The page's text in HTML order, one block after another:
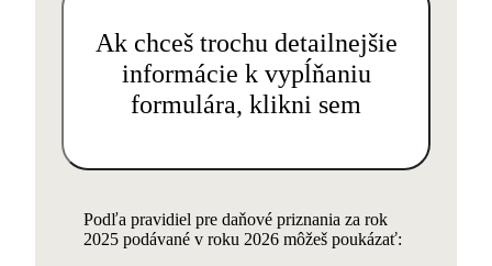
Ak chceš trochu detailnejšie
informácie k vypĺňaniu
formulára, klikni sem
Podľa pravidiel pre daňové priznania za rok
2025 podávané v roku 2026 môžeš poukázať: